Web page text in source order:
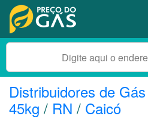
Distribuidores de Gás
45kg / RN / Caicó